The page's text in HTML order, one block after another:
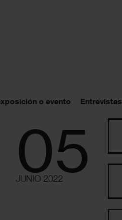
o evento Entrevistas
05
JUNIO 2022